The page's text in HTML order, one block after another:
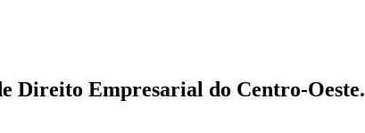
Direito Empresarial do Centro-Oeste.